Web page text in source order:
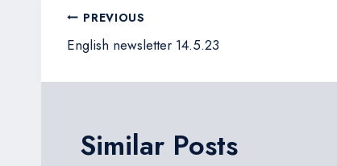
文
章
導
PREVIOUS
English newsletter 14.5.23
Similar Posts